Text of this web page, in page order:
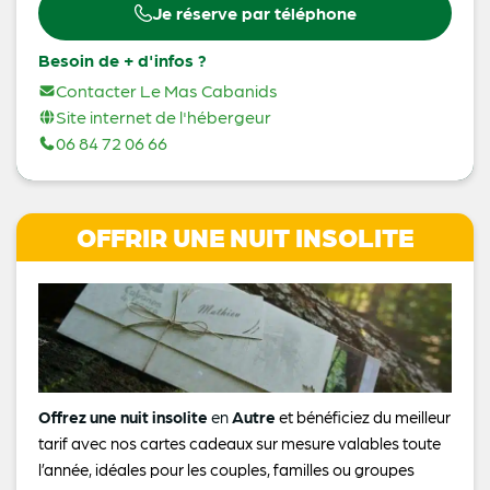
Je réserve par téléphone
Besoin de + d'infos ?
Contacter Le Mas Cabanids
Site internet de l'hébergeur
06 84 72 06 66
OFFRIR UNE NUIT INSOLITE
Offrez une nuit insolite enAutre et bénéficiez du meilleur
tarif avec nos cartes cadeaux sur mesure valables toute
l’année, idéales pour les couples, familles ou groupes